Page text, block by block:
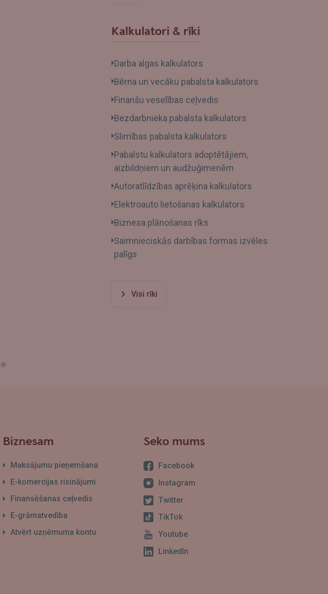
Kalkulatori & rīki
Darba algas kalkulators
Bērna un vecāku pabalsta kalkulators
Finanšu veselības ceļvedis
Bezdarbnieka pabalsta kalkulators
Slimības pabalsta kalkulators
Pabalstu kalkulators adoptētājiem,
aizbildņiem un audžuģimenēm
Autoratlīdzības aprēķina kalkulators
Elektroauto lietošanas kalkulators
Biznesa plānošanas rīks
Saimnieciskās darbības formas izvēles
palīgs
Visi rīki
Biznesam
Maksājumu pieņemšana
E-komercijas risinājumi
Finansēšanas ceļvedis
E-grāmatvedība
Atvērt uzņēmuma kontu
Seko mums
Facebook
Instagram
Twitter
TikTok
Youtube
LinkedIn